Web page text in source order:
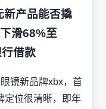
产品能否撬
滑68%至
借款
镜新品牌xbx，首
定位很清晰，即年